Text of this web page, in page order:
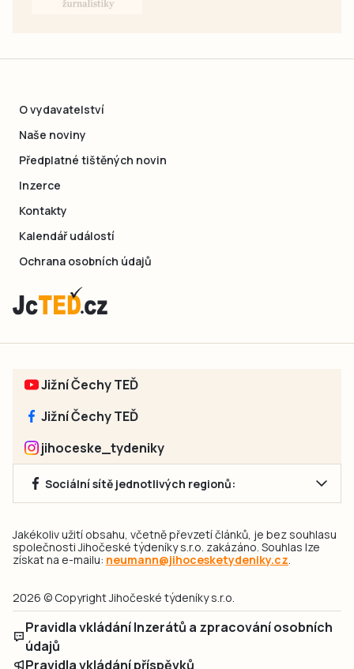
O vydavatelství
Naše noviny
Předplatné tištěných novin
Inzerce
Kontakty
Kalendář událostí
Ochrana osobních údajů
Jižní Čechy TEĎ
Jižní Čechy TEĎ
jihoceske_tydeniky
Sociální sítě jednotlivých regionů:
Jakékoliv užití obsahu, včetně převzetí článků, je bez souhlasu
společnosti Jihočeské týdeníky s.r.o. zakázáno. Souhlas lze
získat na e-mailu: neumann@jihocesketydeniky.cz.
2026 © Copyright Jihočeské týdeníky s.r.o.
Pravidla vkládání Inzerátů a zpracování osobních
údajů
Pravidla vkládání příspěvků